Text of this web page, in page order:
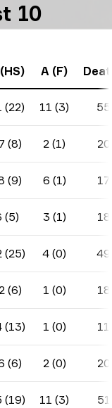
10
A (F)
(22) 11 (3) 55
(8) 2 (1) 20
(9) 6 (1) 17
(5) 3 (1) 18
(25) 4 (0) 49
(6) 1 (0) 18
(13) 1 (0) 11
(6) 2 (0) 20
(19) 11 (3) 51